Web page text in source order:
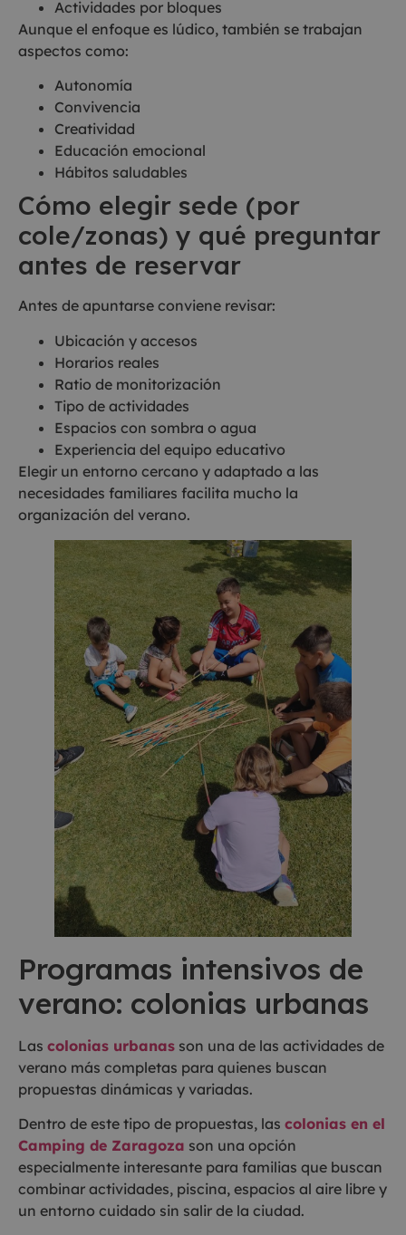
Actividades por bloques
Aunque el enfoque es lúdico, también se trabajan
aspectos como:
Autonomía
Convivencia
Creatividad
Educación emocional
Hábitos saludables
Cómo elegir sede (por
cole/zonas) y qué preguntar
antes de reservar
Antes de apuntarse conviene revisar:
Ubicación y accesos
Horarios reales
Ratio de monitorización
Tipo de actividades
Espacios con sombra o agua
Experiencia del equipo educativo
Elegir un entorno cercano y adaptado a las
necesidades familiares facilita mucho la
organización del verano.
Programas intensivos de
verano: colonias urbanas
Las colonias urbanas son una de las actividades de
verano más completas para quienes buscan
propuestas dinámicas y variadas.
Dentro de este tipo de propuestas, las colonias en el
Camping de Zaragoza son una opción
especialmente interesante para familias que buscan
combinar actividades, piscina, espacios al aire libre y
un entorno cuidado sin salir de la ciudad.